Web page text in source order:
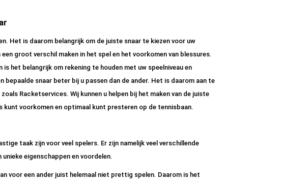
Het is daarom belangrijk om de juiste snaar te kiezen voor uw
groot verschil maken in het spel en het voorkomen van blessures.
het belangrijk om rekening te houden met uw speelniveau en
snaar beter bij u passen dan de ander. Het is daarom aan te
Racketservices. Wij kunnen u helpen bij het maken van de juiste
voorkomen en optimaal kunt presteren op de tennisbaan.
taak zijn voor veel spelers. Er zijn namelijk veel verschillende
eigenschappen en voordelen.
voor een ander juist helemaal niet prettig spelen. Daarom is het